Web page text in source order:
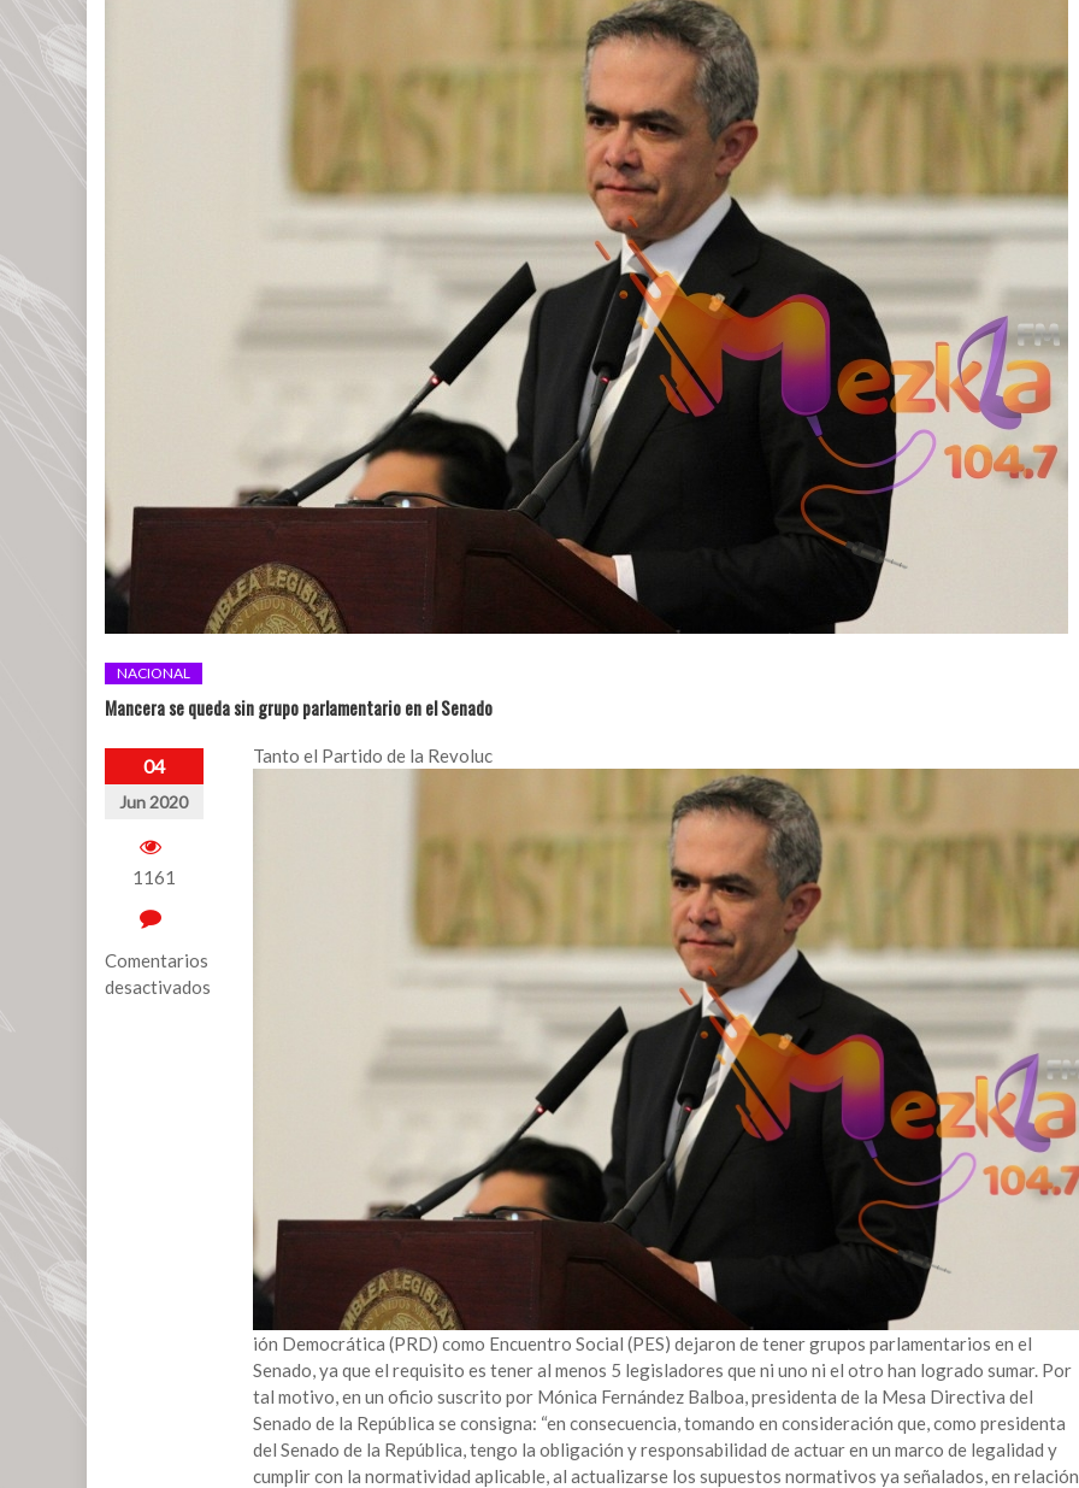
NACIONAL
Mancera se queda sin grupo parlamentario en el Senado
04
Jun 2020
1161
Comentarios
desactivados
Tanto el Partido de la Revoluc
ión Democrática (PRD) como Encuentro Social (PES) dejaron de tener grupos parlamentarios en el
Senado, ya que el requisito es tener al menos 5 legisladores que ni uno ni el otro han logrado sumar. Por
tal motivo, en un oficio suscrito por Mónica Fernández Balboa, presidenta de la Mesa Directiva del
Senado de la República se consigna: “en consecuencia, tomando en consideración que, como presidenta
del Senado de la República, tengo la obligación y responsabilidad de actuar en un marco de legalidad y
cumplir con la normatividad aplicable, al actualizarse los supuestos normativos ya señalados, en relación